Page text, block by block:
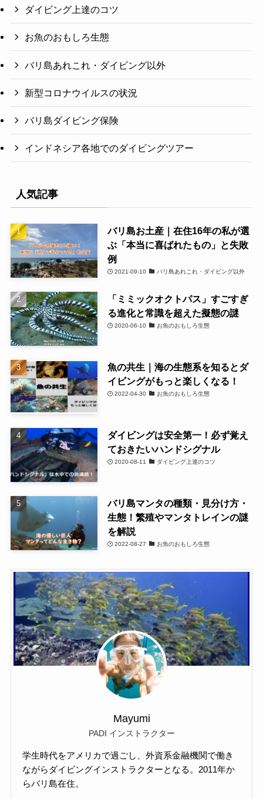
ダイビング上達のコツ
お魚のおもしろ生態
バリ島あれこれ・ダイビング以外
新型コロナウイルスの状況
バリ島ダイビング保険
インドネシア各地でのダイビングツアー
人気記事
バリ島お土産｜在住16年の私が選
ぶ「本当に喜ばれたもの」と失敗
例
2021-09-10 バリ島あれこれ・ダイビング以外
「ミミックオクトパス」すごすぎ
る進化と常識を超えた擬態の謎
2020-06-10 お魚のおもしろ生態
魚の共生｜海の生態系を知るとダ
イビングがもっと楽しくなる！
2022-04-30 お魚のおもしろ生態
ダイビングは安全第一！必ず覚え
ておきたいハンドシグナル
2020-08-11 ダイビング上達のコツ
バリ島マンタの種類・見分け方・
生態！繁殖やマンタトレインの謎
を解説
2022-08-27 お魚のおもしろ生態
Mayumi
PADI インストラクター
学生時代をアメリカで過ごし、外資系金融機関で働き
ながらダイビングインストラクターとなる。2011年か
らバリ島在住。